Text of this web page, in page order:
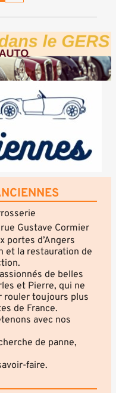
Gustave Cormier
portes d’Angers
et la restauration de
de belles
et Pierre, qui ne
rouler toujours plus
de France.
avec nos
de panne,
faire.